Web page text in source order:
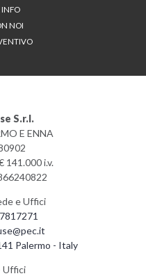
INFO
NOI
S.r.l.
E ENNA
141.000 i.v.
e Uffici
Palermo - Italy
Uffici